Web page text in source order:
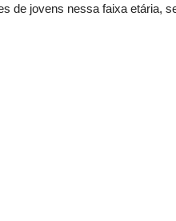
de jovens nessa faixa etária,